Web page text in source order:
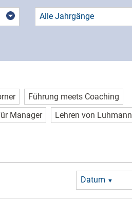
Alle Jahrgänge
Führung meets Coaching
Manager
Lehren von Luhmann
Datum ▼